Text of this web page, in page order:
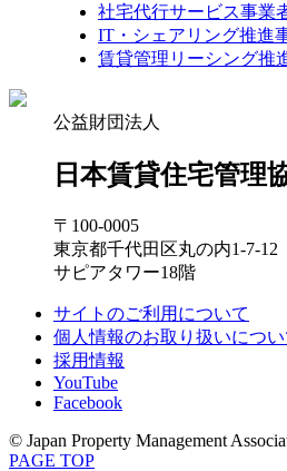
社宅代行サービス事業
IT・シェアリング推進
賃貸管理リーシング推
公益財団法人
日本賃貸住宅管理
〒100-0005
東京都千代田区丸の内1-7-12
サピアタワー18階
サイトのご利用について
個人情報のお取り扱いについ
採用情報
YouTube
Facebook
© Japan Property Management
PAGE TOP